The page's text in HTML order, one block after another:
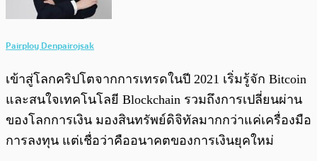
Pairploy Denpairojsak
เข้าสู่โลกคริปโตจากการเทรดในปี 2021 เริ่มรู้จัก Bitcoin
และสนใจเทคโนโลยี Blockchain รวมถึงการเปลี่ยนผ่าน
ของโลกการเงิน มองสินทรัพย์ดิจิทัลมากกว่าแค่เครื่องมือ
การลงทุน แต่เชื่อว่าคืออนาคตของการเงินยุคใหม่